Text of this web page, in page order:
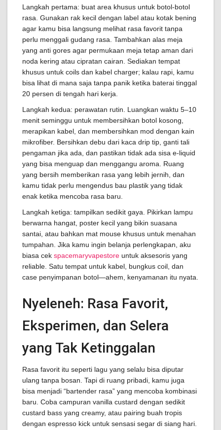
Langkah pertama: buat area khusus untuk botol-botol
rasa. Gunakan rak kecil dengan label atau kotak bening
agar kamu bisa langsung melihat rasa favorit tanpa
perlu menggali gudang rasa. Tambahkan alas meja
yang anti gores agar permukaan meja tetap aman dari
noda kering atau cipratan cairan. Sediakan tempat
khusus untuk coils dan kabel charger; kalau rapi, kamu
bisa lihat di mana saja tanpa panik ketika baterai tinggal
20 persen di tengah hari kerja.
Langkah kedua: perawatan rutin. Luangkan waktu 5–10
menit seminggu untuk membersihkan botol kosong,
merapikan kabel, dan membersihkan mod dengan kain
mikrofiber. Bersihkan debu dari kaca drip tip, ganti tali
pengaman jika ada, dan pastikan tidak ada sisa e-liquid
yang bisa menguap dan menggangu aroma. Ruang
yang bersih memberikan rasa yang lebih jernih, dan
kamu tidak perlu mengendus bau plastik yang tidak
enak ketika mencoba rasa baru.
Langkah ketiga: tampilkan sedikit gaya. Pikirkan lampu
berwarna hangat, poster kecil yang bikin suasana
santai, atau bahkan mat mouse khusus untuk menahan
tumpahan. Jika kamu ingin belanja perlengkapan, aku
biasa cek spacemaryvapestore untuk aksesoris yang
reliable. Satu tempat untuk kabel, bungkus coil, dan
case penyimpanan botol—ahem, kenyamanan itu nyata.
Nyeleneh: Rasa Favorit,
Eksperimen, dan Selera
yang Tak Ketinggalan
Rasa favorit itu seperti lagu yang selalu bisa diputar
ulang tanpa bosan. Tapi di ruang pribadi, kamu juga
bisa menjadi “bartender rasa” yang mencoba kombinasi
baru. Coba campuran vanilla custard dengan sedikit
custard bass yang creamy, atau pairing buah tropis
dengan espresso kick untuk sensasi segar di siang hari.